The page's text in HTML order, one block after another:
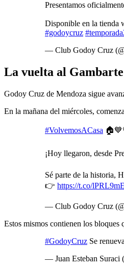
Presentamos
Disponible en la tienda
#godoycruz
— Club Godoy Cruz
La vuelta al Gambarte
Godoy Cruz de Mendoza sigue
En la mañana del miércoles,
#VolvemosACasa
¡Hoy llegaron, desde
Sé parte de la historia,
👉 https://t.co/
— Club Godoy Cruz
Estos mismos contienen los bloques
#GodoyCruz Se
— Juan Esteban Suraci